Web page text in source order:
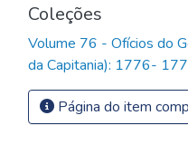
Coleções
Volume 76 - Ofícios do
da Capitania): 1776-
Página do item